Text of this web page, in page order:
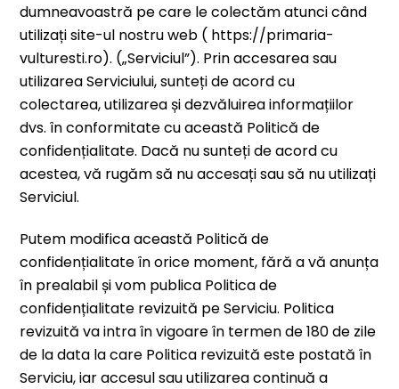
dumneavoastră pe care le colectăm atunci când
utilizați site-ul nostru web ( https://primaria-
vulturesti.ro). („Serviciul”). Prin accesarea sau
utilizarea Serviciului, sunteți de acord cu
colectarea, utilizarea și dezvăluirea informațiilor
dvs. în conformitate cu această Politică de
confidențialitate. Dacă nu sunteți de acord cu
acestea, vă rugăm să nu accesați sau să nu utilizați
Serviciul.
Putem modifica această Politică de
confidențialitate în orice moment, fără a vă anunța
în prealabil și vom publica Politica de
confidențialitate revizuită pe Serviciu. Politica
revizuită va intra în vigoare în termen de 180 de zile
de la data la care Politica revizuită este postată în
Serviciu, iar accesul sau utilizarea continuă a